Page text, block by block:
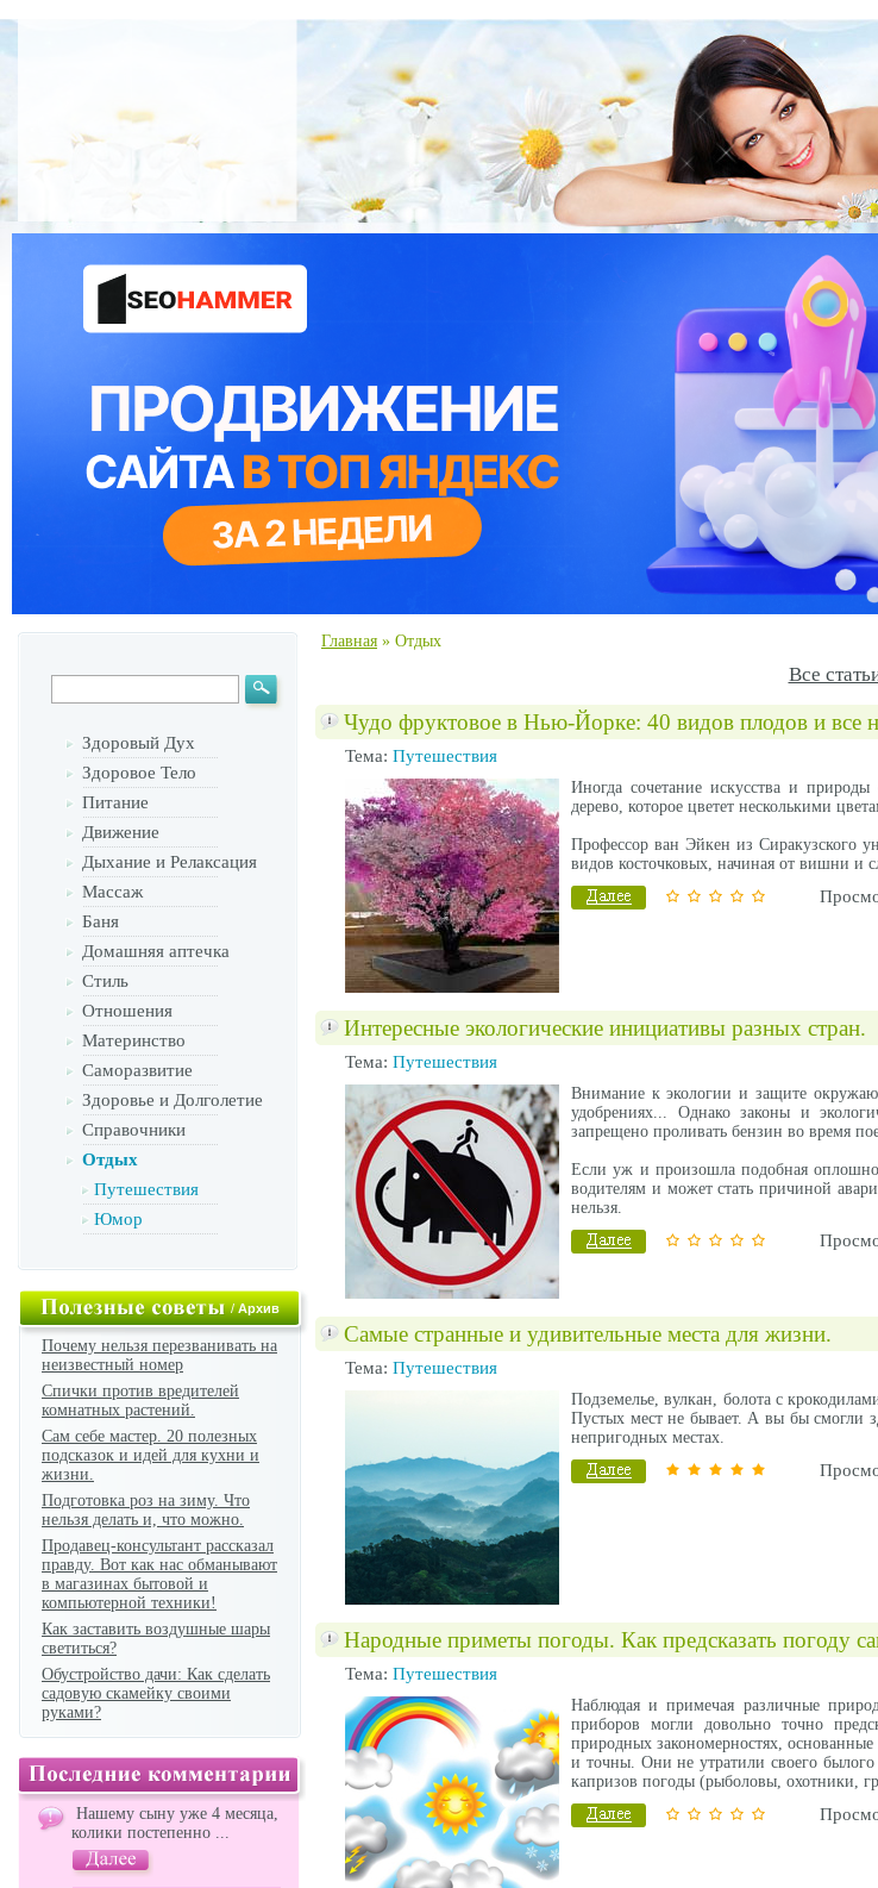
Здоровый Дух
Здоровое Тело
Питание
Движение
Дыхание и Релаксация
Массаж
Баня
Домашняя аптечка
Стиль
Отношения
Материнство
Саморазвитие
Здоровье и Долголетие
Справочники
Отдых
Путешествия
Юмор
/Архив
Почему нельзя перезванивать на
неизвестный номер
Спички против вредителей
комнатных растений.
Сам себе мастер. 20 полезных
подсказок и идей для кухни и
жизни.
Подготовка роз на зиму. Что
нельзя делать и, что можно.
Продавец-консультант рассказал
правду. Вот как нас обманывают
в магазинах бытовой и
компьютерной техники!
Как заставить воздушные шары
светиться?
Обустройство дачи: Как сделать
садовую скамейку своими
руками?
Нашему сыну уже 4 месяца,
колики постепенно ...
Главная » Отдых
Все
Чудо фруктовое в Нью-Йорке: 40 видов плодов и все
Тема: Путешествия
Иногда сочетание искусства и
дерево, которое цветет несколькими
Профессор ван Эйкен из Сиракузского
видов косточковых, начиная от вишни и
Интересные экологические инициативы разных стран.
Тема: Путешествия
Внимание к экологии и защите
удобрениях... Однако законы и
запрещено проливать бензин во время
Если уж и произошла подобная
водителям и может стать причиной
нельзя.
Самые странные и удивительные места для жизни.
Тема: Путешествия
Подземелье, вулкан, болота с
Пустых мест не бывает. А вы бы смогли
непригодных местах.
Народные приметы погоды. Как предсказать погоду
Тема: Путешествия
Наблюдая и примечая различные
приборов могли довольно точно
природных закономерностях,
и точны. Они не утратили своего былого
капризов погоды (рыболовы, охотники,